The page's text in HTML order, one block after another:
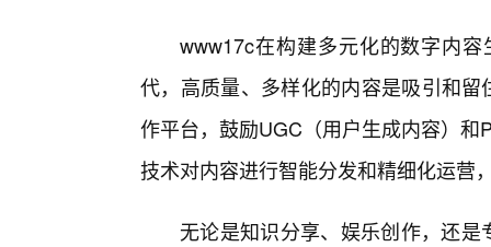
www17c在构建多元化的数字内
代，高质量、多样化的内容是吸引和
作平台，鼓励UGC（用户生成内容）
技术对内容进行智能分发和精细化运营
无论是知识分享、娱乐创作，还